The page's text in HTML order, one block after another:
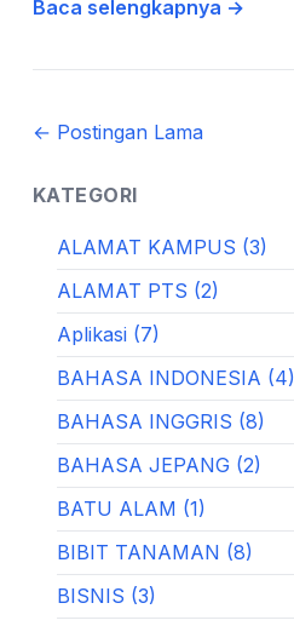
Baca selengkapnya →
← Postingan Lama
KATEGORI
ALAMAT KAMPUS (3)
ALAMAT PTS (2)
Aplikasi (7)
BAHASA INDONESIA (4)
BAHASA INGGRIS (8)
BAHASA JEPANG (2)
BATU ALAM (1)
BIBIT TANAMAN (8)
BISNIS (3)